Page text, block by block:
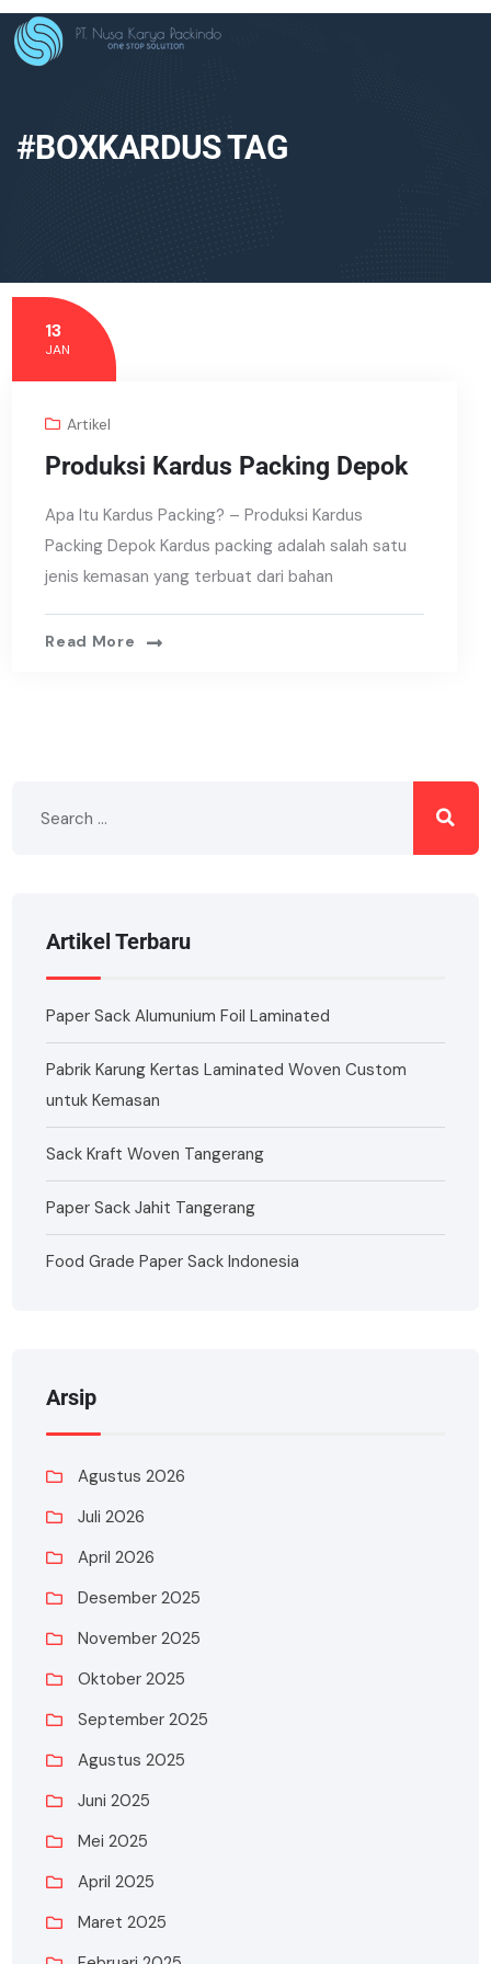
#BOXKARDUS TAG
13
JAN
Artikel
Produksi Kardus Packing Depok
Apa Itu Kardus Packing? – Produksi Kardus
Packing Depok Kardus packing adalah salah satu
jenis kemasan yang terbuat dari bahan
Read More
Artikel Terbaru
Paper Sack Alumunium Foil Laminated
Pabrik Karung Kertas Laminated Woven Custom
untuk Kemasan
Sack Kraft Woven Tangerang
Paper Sack Jahit Tangerang
Food Grade Paper Sack Indonesia
Arsip
Agustus 2026
Juli 2026
April 2026
Desember 2025
November 2025
Oktober 2025
September 2025
Agustus 2025
Juni 2025
Mei 2025
April 2025
Maret 2025